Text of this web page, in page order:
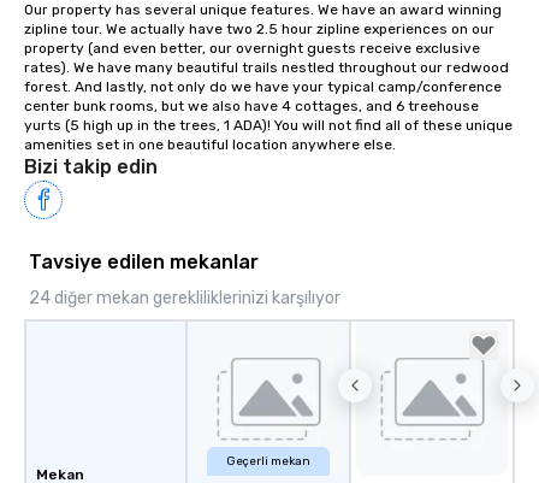
Our property has several unique features. We have an award winning
zipline tour. We actually have two 2.5 hour zipline experiences on our
property (and even better, our overnight guests receive exclusive
rates). We have many beautiful trails nestled throughout our redwood
forest. And lastly, not only do we have your typical camp/conference
center bunk rooms, but we also have 4 cottages, and 6 treehouse
yurts (5 high up in the trees, 1 ADA)! You will not find all of these unique
amenities set in one beautiful location anywhere else.
Bizi takip edin
Tavsiye edilen mekanlar
24 diğer mekan gerekliliklerinizi karşılıyor
Mekan
Geçerli mekan